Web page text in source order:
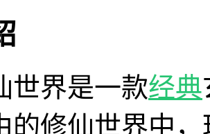
世界是一款经典
的修仙世界中